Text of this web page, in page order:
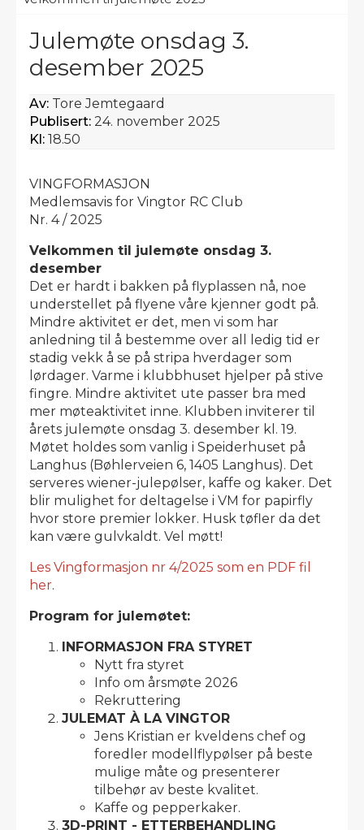
Julemøte onsdag 3.
desember 2025
Av: Tore Jemtegaard
Publisert: 24. november 2025
Kl: 18.50
VINGFORMASJON
Medlemsavis for Vingtor RC Club
Nr. 4 / 2025
Velkommen til julemøte onsdag 3.
desember
Det er hardt i bakken på flyplassen nå, noe
understellet på flyene våre kjenner godt på.
Mindre aktivitet er det, men vi som har
anledning til å bestemme over all ledig tid er
stadig vekk å se på stripa hverdager som
lørdager. Varme i klubbhuset hjelper på stive
fingre. Mindre aktivitet ute passer bra med
mer møteaktivitet inne. Klubben inviterer til
årets julemøte onsdag 3. desember kl. 19.
Møtet holdes som vanlig i Speiderhuset på
Langhus (Bøhlerveien 6, 1405 Langhus). Det
serveres wiener-julepølser, kaffe og kaker. Det
blir mulighet for deltagelse i VM for papirfly
hvor store premier lokker. Husk tøfler da det
kan være gulvkaldt. Vel møtt!
Les Vingformasjon nr 4/2025 som en PDF fil
her.
Program for julemøtet:
INFORMASJON FRA STYRET
Nytt fra styret
Info om årsmøte 2026
Rekruttering
JULEMAT À LA VINGTOR
Jens Kristian er kveldens chef og
foredler modellflypølser på beste
mulige måte og presenterer
tilbehør av beste kvalitet.
Kaffe og pepperkaker.
3D-PRINT - ETTERBEHANDLING